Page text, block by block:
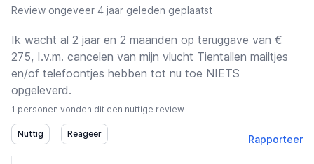
Review ongeveer 4 jaar geleden geplaatst
Ik wacht al 2 jaar en 2 maanden op teruggave van €
275, I.v.m. cancelen van mijn vlucht Tientallen mailtjes
en/of telefoontjes hebben tot nu toe NIETS
opgeleverd.
1 personen vonden dit een nuttige review
Rapporteer